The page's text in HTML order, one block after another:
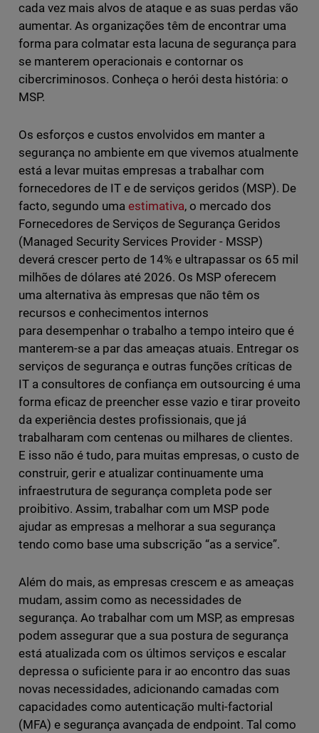
cada vez mais alvos de ataque e as suas perdas vão
aumentar. As organizações têm de encontrar uma
forma para colmatar esta lacuna de segurança para
se manterem operacionais e contornar os
cibercriminosos. Conheça o herói desta história: o
MSP.
Os esforços e custos envolvidos em manter a
segurança no ambiente em que vivemos atualmente
está a levar muitas empresas a trabalhar com
fornecedores de IT e de serviços geridos (MSP). De
facto, segundo uma estimativa, o mercado dos
Fornecedores de Serviços de Segurança Geridos
(Managed Security Services Provider - MSSP)
deverá crescer perto de 14% e ultrapassar os 65 mil
milhões de dólares até 2026. Os MSP oferecem
uma alternativa às empresas que não têm os
recursos e conhecimentos internos
para desempenhar o trabalho a tempo inteiro que é
manterem-se a par das ameaças atuais. Entregar os
serviços de segurança e outras funções críticas de
IT a consultores de confiança em outsourcing é uma
forma eficaz de preencher esse vazio e tirar proveito
da experiência destes profissionais, que já
trabalharam com centenas ou milhares de clientes.
E isso não é tudo, para muitas empresas, o custo de
construir, gerir e atualizar continuamente uma
infraestrutura de segurança completa pode ser
proibitivo. Assim, trabalhar com um MSP pode
ajudar as empresas a melhorar a sua segurança
tendo como base uma subscrição “as a service”.
Além do mais, as empresas crescem e as ameaças
mudam, assim como as necessidades de
segurança. Ao trabalhar com um MSP, as empresas
podem assegurar que a sua postura de segurança
está atualizada com os últimos serviços e escalar
depressa o suficiente para ir ao encontro das suas
novas necessidades, adicionando camadas com
capacidades como autenticação multi-factorial
(MFA) e segurança avançada de endpoint. Tal como